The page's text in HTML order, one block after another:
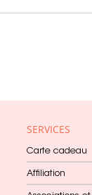
SERVICES
Carte cadeau
Affiliation